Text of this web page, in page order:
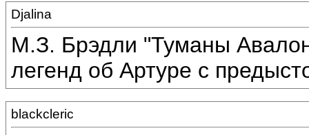
Djalina
М.З. Брэдли "Туманы
легенд об Артуре с
blackcleric